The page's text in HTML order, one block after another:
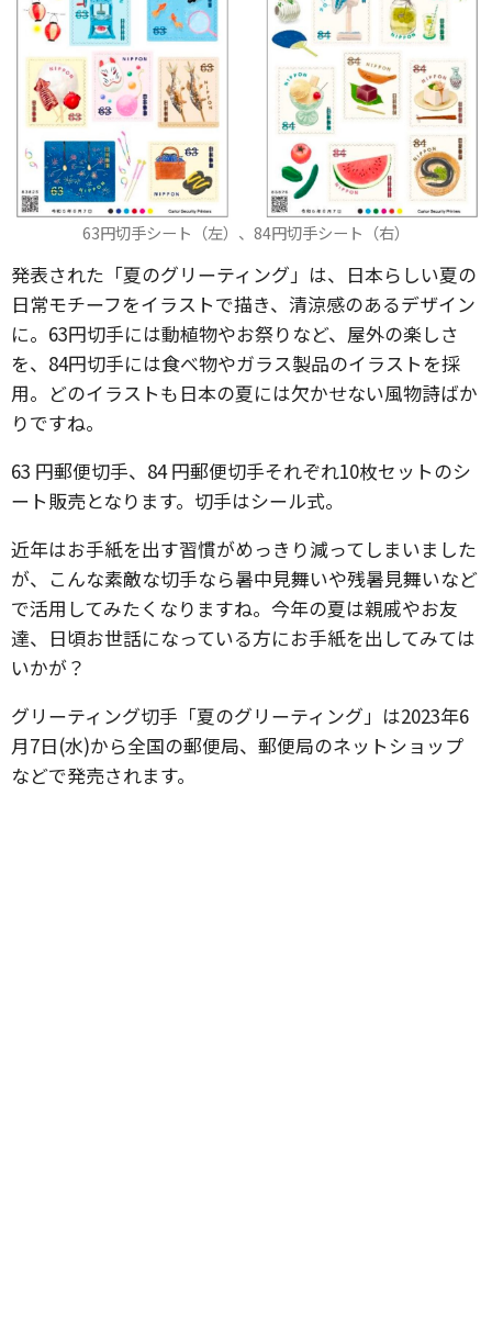
63円切手シート（左）、84円切手シート（右）
発表された「夏のグリーティング」は、日本らしい夏の
日常モチーフをイラストで描き、清涼感のあるデザイン
に。63円切手には動植物やお祭りなど、屋外の楽しさ
を、84円切手には食べ物やガラス製品のイラストを採
用。どのイラストも日本の夏には欠かせない風物詩ばか
りですね。
63 円郵便切手、84 円郵便切手それぞれ10枚セットのシ
ート販売となります。切手はシール式。
近年はお手紙を出す習慣がめっきり減ってしまいました
が、こんな素敵な切手なら暑中見舞いや残暑見舞いなど
で活用してみたくなりますね。今年の夏は親戚やお友
達、日頃お世話になっている方にお手紙を出してみては
いかが？
グリーティング切手「夏のグリーティング」は2023年6
月7日(水)から全国の郵便局、郵便局のネットショップ
などで発売されます。